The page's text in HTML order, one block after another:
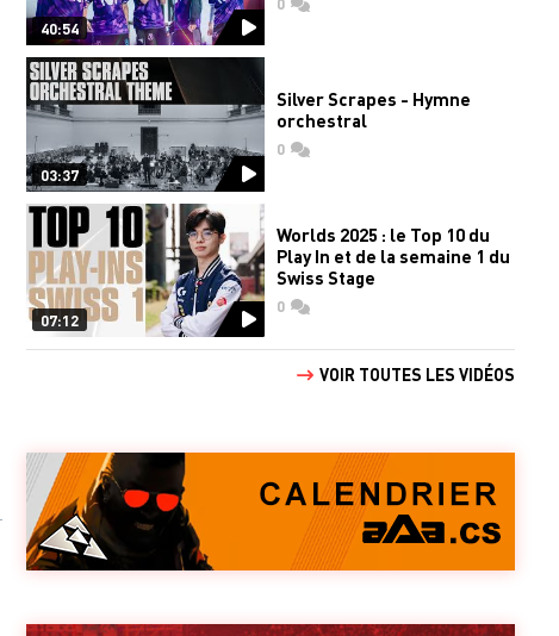
40:54
03:37
Silver Scrapes - Hymne
orchestral
0commentaires
07:12
Worlds 2025 : le Top 10 du
Play In et de la semaine 1 du
Swiss Stage
0commentaires
VOIR TOUTES LES VIDÉOS